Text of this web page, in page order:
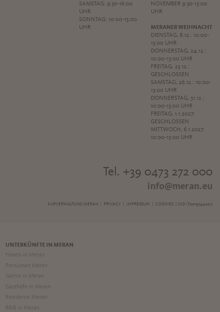
SAMSTAG: 9:30-16:00
UHR
SONNTAG: 10:00-13:00
UHR
NOVEMBER 9:30-13:00
UHR
MERANER WEIHNACHT
DIENSTAG, 8.12.: 10:00-
13:00 UHR
DONNERSTAG, 24.12.:
10:00-13:00 UHR
FREITAG, 25.12.:
GESCHLOSSEN
SAMSTAG, 26.12.: 10:00-
13:00 UHR
DONNERSTAG, 31.12.:
10:00-13:00 UHR
FREITAG, 1.1.2027:
GESCHLOSSEN
MITTWOCH, 6.1.2027:
10:00-13:00 UHR
Tel. +39 0473 272 000
info@meran.eu
KURVERWALTUNG MERAN | PRIVACY| IMPRESSUM COOKIES | UID IT00197440217
UNTERKÜNFTE IN MERAN
Hotels in Meran
Pensionen Meran
Garnis in Meran
Gasthöfe in Meran
Residence Meran
B&B in Meran